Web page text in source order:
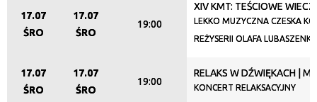
Organizator
17.07
ŚRO
17.07
ŚRO
19:00
XIV KMT: TEŚCIOWE
LEKKO MUZYCZNA CZESKA
REŻYSERII OLAFA LUBASZENKI
17.07
ŚRO
17.07
ŚRO
19:00
RELAKS W DŹWIĘKACH |
KONCERT RELAKSACYJNY